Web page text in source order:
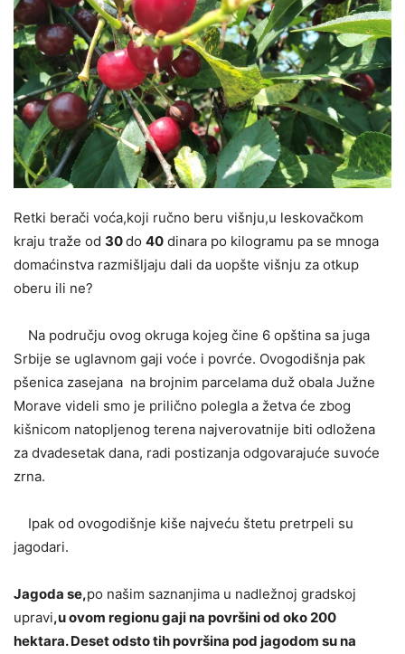
Retki berači voća,koji ručno beru višnju,u leskovačkom
kraju traže od 30do 40 dinara po kilogramu pa se mnoga
domaćinstva razmišljaju dali da uopšte višnju za otkup
oberu ili ne?
Na području ovog okruga kojeg čine 6 opština sa juga
Srbije se uglavnom gaji voće i povrće. Ovogodišnja pak
pšenica zasejana na brojnim parcelama duž obala Južne
Morave videli smo je prilično polegla a žetva će zbog
kišnicom natopljenog terena najverovatnije biti odložena
za dvadesetak dana, radi postizanja odgovarajuće suvoće
zrna.
Ipak od ovogodišnje kiše najveću štetu pretrpeli su
jagodari.
Jagoda se,po našim saznanjima u nadležnoj gradskoj
upravi,u ovom regionu gaji na površini od oko 200
hektara. Deset odsto tih površina pod jagodom su na